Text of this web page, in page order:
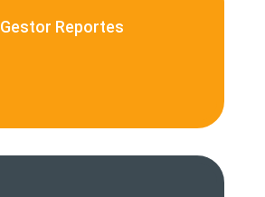
Gestor Reportes